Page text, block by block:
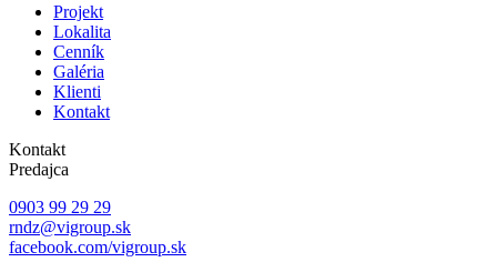
Projekt
Lokalita
Cenník
Galéria
Klienti
Kontakt
Kontakt
Predajca
0903 99 29 29
rndz@vigroup.sk
facebook.com/vigroup.sk